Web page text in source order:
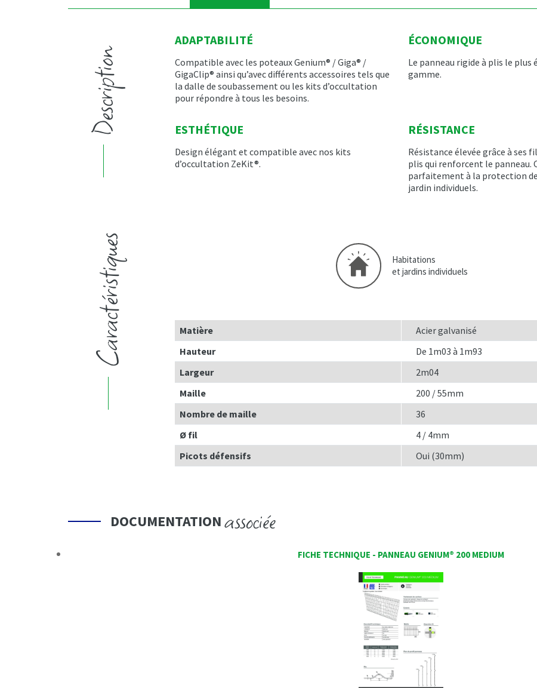
Description
ADAPTABILITÉ
Compatible avec les poteaux Genium® / Giga® /
GigaClip® ainsi qu’avec différents accessoires tels que
la dalle de soubassement ou les kits d’occultation
pour répondre à tous les besoins.
ÉCONOMIQUE
Le panneau rigide à plis le plus
gamme.
ESTHÉTIQUE
Design élégant et compatible avec nos kits
d’occultation ZeKit®.
RÉSISTANCE
Résistance élevée grâce à ses
plis qui renforcent le panneau.
parfaitement à la protection
jardin individuels.
Caractéristiques
Habitations
et jardins individuels
Matière
Acier galvanisé
Hauteur
De 1m03 à 1m93
Largeur
2m04
Maille
200 / 55mm
Nombre de maille
36
Ø fil
4 / 4mm
Picots défensifs
Oui (30mm)
DOCUMENTATIONassociée
FICHE TECHNIQUE - PANNEAU GENIUM® 200 MEDIUM